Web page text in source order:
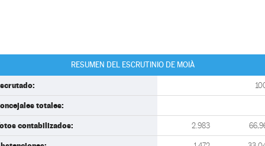
RESUMEN DEL ESCRUTINIO DE MOIÀ
totales:
contabilizados: 2.983